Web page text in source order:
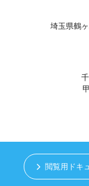
当社は、保有する
範を遵守するとと
当社の個人情報の
株式会社アイ・ケ
埼玉県鶴
閲覧用ドキ